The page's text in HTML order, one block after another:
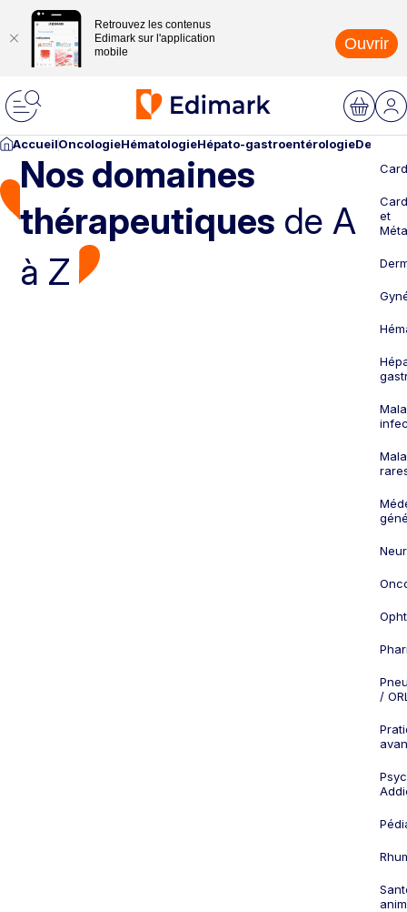
Retrouvez les contenus
Edimark sur l'application
mobile
Ouvrir
AccueilOncologieHématologieHépato-gastroentérologie
Nos domaines
thérapeutiques de A
à Z
et
/